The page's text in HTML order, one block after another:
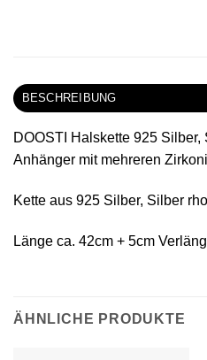
BESCHREIBUNG
DOOSTI Halskette 925 Silber,
Anhänger mit mehreren
Kette aus 925 Silber, Silber
Länge ca. 42cm + 5cm
ÄHNLICHE PRODUKTE